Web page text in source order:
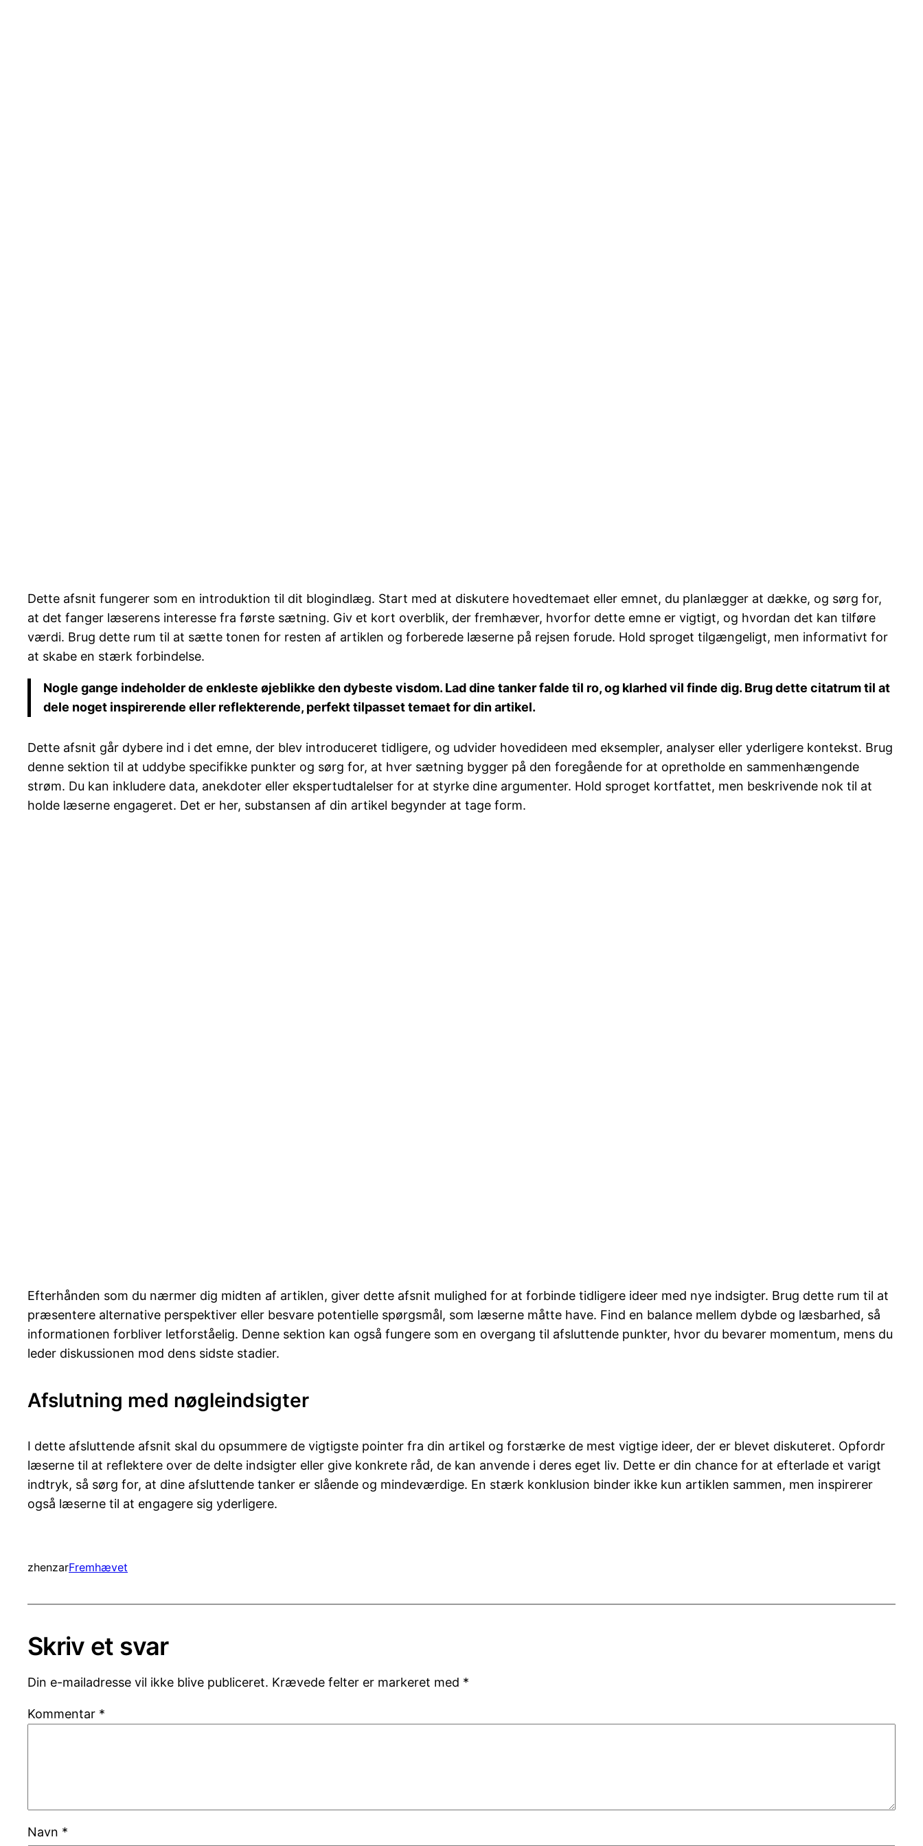
Dette afsnit fungerer som en introduktion til dit blogindlæg. Start med at diskutere hovedtemaet eller emnet, du planlægger at dække, og sørg for,
at det fanger læserens interesse fra første sætning. Giv et kort overblik, der fremhæver, hvorfor dette emne er vigtigt, og hvordan det kan tilføre
værdi. Brug dette rum til at sætte tonen for resten af artiklen og forberede læserne på rejsen forude. Hold sproget tilgængeligt, men informativt for
at skabe en stærk forbindelse.
Nogle gange indeholder de enkleste øjeblikke den dybeste visdom. Lad dine tanker falde til ro, og klarhed vil finde dig. Brug dette citatrum til at
dele noget inspirerende eller reflekterende, perfekt tilpasset temaet for din artikel.
Dette afsnit går dybere ind i det emne, der blev introduceret tidligere, og udvider hovedideen med eksempler, analyser eller yderligere kontekst. Brug
denne sektion til at uddybe specifikke punkter og sørg for, at hver sætning bygger på den foregående for at opretholde en sammenhængende
strøm. Du kan inkludere data, anekdoter eller ekspertudtalelser for at styrke dine argumenter. Hold sproget kortfattet, men beskrivende nok til at
holde læserne engageret. Det er her, substansen af din artikel begynder at tage form.
Efterhånden som du nærmer dig midten af artiklen, giver dette afsnit mulighed for at forbinde tidligere ideer med nye indsigter. Brug dette rum til at
præsentere alternative perspektiver eller besvare potentielle spørgsmål, som læserne måtte have. Find en balance mellem dybde og læsbarhed, så
informationen forbliver letforståelig. Denne sektion kan også fungere som en overgang til afsluttende punkter, hvor du bevarer momentum, mens du
leder diskussionen mod dens sidste stadier.
Afslutning med nøgleindsigter
I dette afsluttende afsnit skal du opsummere de vigtigste pointer fra din artikel og forstærke de mest vigtige ideer, der er blevet diskuteret. Opfordr
læserne til at reflektere over de delte indsigter eller give konkrete råd, de kan anvende i deres eget liv. Dette er din chance for at efterlade et varigt
indtryk, så sørg for, at dine afsluttende tanker er slående og mindeværdige. En stærk konklusion binder ikke kun artiklen sammen, men inspirerer
også læserne til at engagere sig yderligere.
zhenzarFremhævet
Skriv et svar
Din e-mailadresse vil ikke blive publiceret. Krævede felter er markeret med *
Kommentar *
Navn *